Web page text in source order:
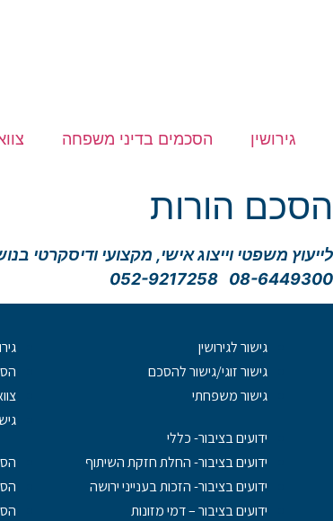
גירושין הסכמים בדיני משפחה
הסכם הורות
לייעוץ משפטי וייצוג אישי, מקצועי ודיסקרטי
08-6449300 052-9217258
גישור לגירושין
גישור זוגי/גישור להסכם
גישור משפחתי
ידועים בציבור- כללי
ידועים בציבור- החלת חזקת השיתוף
ידועים בציבור- הזכות בענייני ירושה
ידועים בציבור – דמי מזונות